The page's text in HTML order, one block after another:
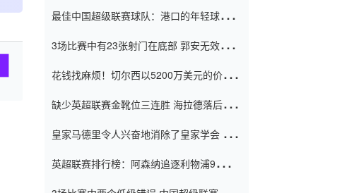
最佳中国超级联赛球队：港口的年轻球员在
（Taishan）
3场比赛中有23张射门在底部 郭安无效传球
花钱找麻烦！切尔西以5200万美元的价格
窗口
缺少英超联赛金靴位三连胜 海拉德落后6球
皇家马德里令人兴奋地消除了皇家学会 安
英超联赛排行榜：阿森纳追逐利物浦9分 曼